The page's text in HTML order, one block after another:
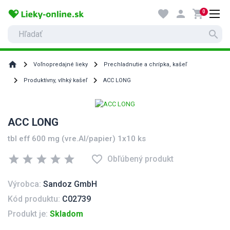
search
favorite person shopping_cart0
home Voľnopredajné lieky Prechladnutie a chrípka, kašeľ
Produktívny, vlhký kašeľ ACC LONG
ACC LONG
tbl eff 600 mg (vre.Al/papier) 1x10 ks
star star star star star favorite_border Obľúbený produkt
Výrobca: Sandoz GmbH
Kód produktu: C02739
Produkt je: Skladom